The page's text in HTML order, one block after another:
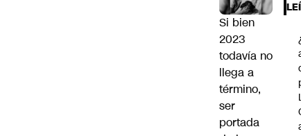
Si bien
2023
todavía no
llega a
término,
ser
portada